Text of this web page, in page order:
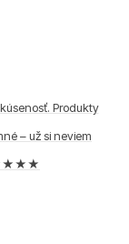
Produkty
– už si neviem